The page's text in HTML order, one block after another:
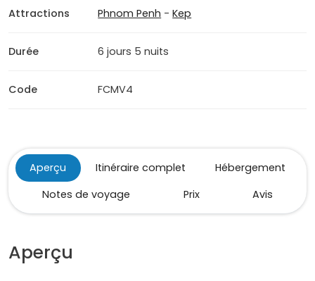
Attractions Phnom Penh -Kep
Durée 6 jours 5 nuits
Code FCMV4
Aperçu Itinéraire complet
Hébergement
Notes de voyage
Prix Avis
Aperçu